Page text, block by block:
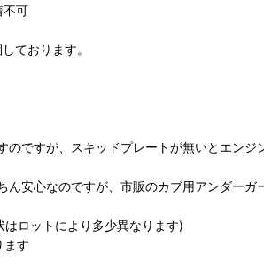
不可
ております。
ですが、スキッドプレートが無いとエン
安心なのですが、市販のカブ用アンダー
ロットにより多少異なります)
ます